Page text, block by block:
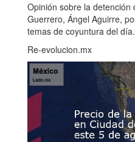
Opinión sobre la
Guerrero, Ángel Aguirre,
temas de coyuntura del día.
Re-evolucion.mx